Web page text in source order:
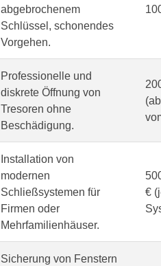
abgebrochenem
Schlüssel, schonendes
Vorgehen.
Professionelle und
diskrete Öffnung von
Tresoren ohne
Beschädigung.
Installation von
modernen
Schließsystemen für
Firmen oder
Mehrfamilienhäuser.
€
Sicherung von Fenstern